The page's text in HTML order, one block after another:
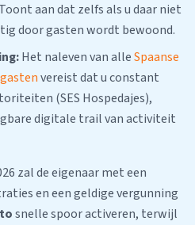
Toont aan dat zelfs als u daar niet
door gasten wordt bewoond.
Het naleven van alleSpaanse
vereist dat u constant
(SES Hospedajes),
digitale trail van activiteit
zal de eigenaar met een
en een geldige vergunning
snelle spoor activeren, terwijl